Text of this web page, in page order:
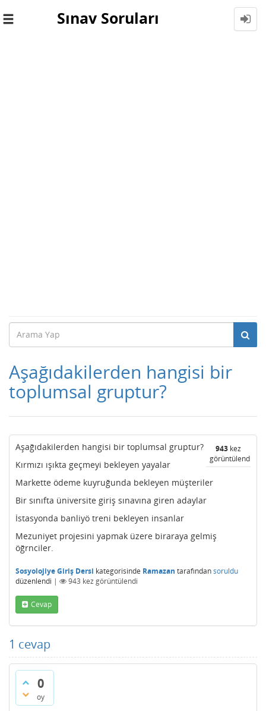
Toggle
Sınav Soruları
Aşağıdakilerden hangisi bir
toplumsal gruptur?
943 kez
görüntülendi
Aşağıdakilerden hangisi bir toplumsal gruptur?
Kırmızı ışıkta geçmeyi bekleyen yayalar
Markette ödeme kuyruğunda bekleyen müşteriler
Bir sınıfta üniversite giriş sınavına giren adaylar
İstasyonda banliyö treni bekleyen insanlar
Mezuniyet projesini yapmak üzere biraraya gelmiş
öğrnciler.
Sosyolojiye Giriş Dersi kategorisinde Ramazan tarafındansoruldu
düzenlendi | 943 kez görüntülendi
Cevap
1 cevap
0
oy